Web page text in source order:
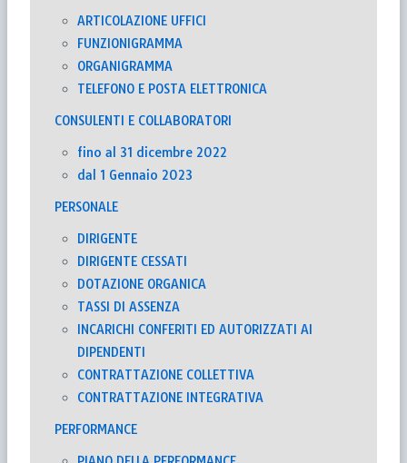
ARTICOLAZIONE UFFICI
FUNZIONIGRAMMA
ORGANIGRAMMA
TELEFONO E POSTA ELETTRONICA
CONSULENTI E COLLABORATORI
fino al 31 dicembre 2022
dal 1 Gennaio 2023
PERSONALE
DIRIGENTE
DIRIGENTE CESSATI
DOTAZIONE ORGANICA
TASSI DI ASSENZA
INCARICHI CONFERITI ED AUTORIZZATI AI
DIPENDENTI
CONTRATTAZIONE COLLETTIVA
CONTRATTAZIONE INTEGRATIVA
PERFORMANCE